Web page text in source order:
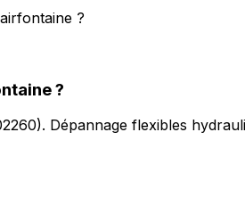
?
?
). Dépannage flexibles